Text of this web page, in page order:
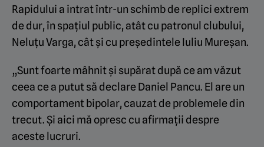
Rapidului a intrat într-un schimb de replici extrem
de dur, în spațiul public, atât cu patronul clubului,
Neluțu Varga, cât și cu președintele Iuliu Mureșan.
„Sunt foarte mâhnit și supărat după ce am văzut
ceea ce a putut să declare Daniel Pancu. El are un
comportament bipolar, cauzat de problemele din
trecut. Și aici mă opresc cu afirmații despre
aceste lucruri.